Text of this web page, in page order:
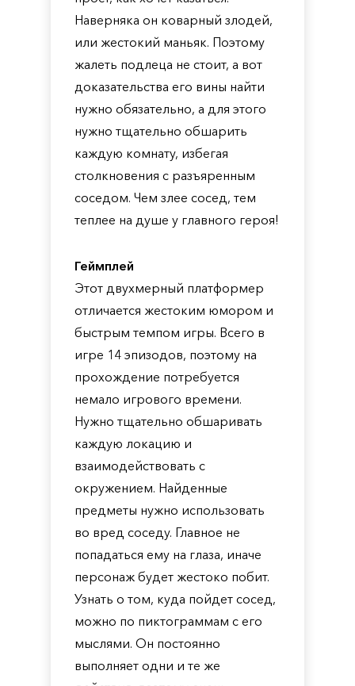
Наверняка он коварный злодей,
или жестокий маньяк. Поэтому
жалеть подлеца не стоит, а вот
доказательства его вины найти
нужно обязательно, а для этого
нужно тщательно обшарить
каждую комнату, избегая
столкновения с разъяренным
соседом. Чем злее сосед, тем
теплее на душе у главного героя!
Геймплей
Этот двухмерный платформер
отличается жестоким юмором и
быстрым темпом игры. Всего в
игре 14 эпизодов, поэтому на
прохождение потребуется
немало игрового времени.
Нужно тщательно обшаривать
каждую локацию и
взаимодействовать с
окружением. Найденные
предметы нужно использовать
во вред соседу. Главное не
попадаться ему на глаза, иначе
персонаж будет жестоко побит.
Узнать о том, куда пойдет сосед,
можно по пиктограммам с его
мыслями. Он постоянно
выполняет одни и те же